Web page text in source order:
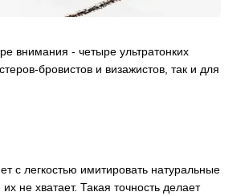
внимания - четыре ультратонких
бровистов и визажистов, так и для
с легкостью имитировать натуральные
не хватает. Такая точность делает